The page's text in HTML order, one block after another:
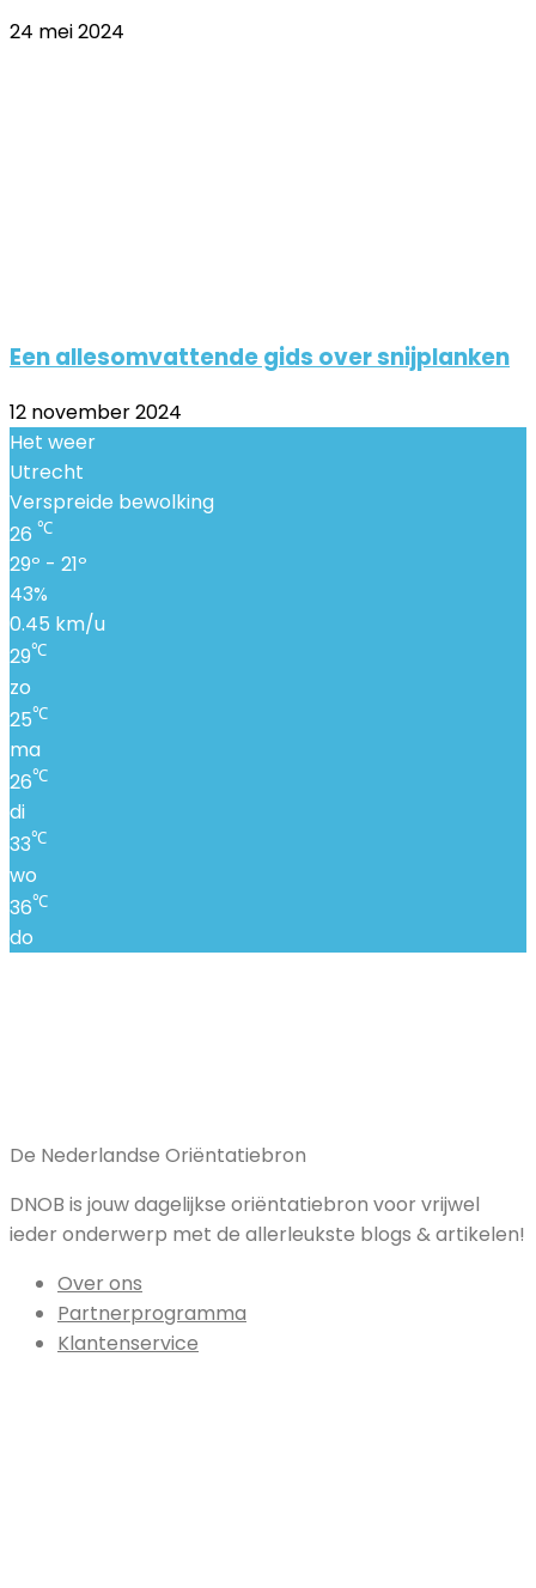
24 mei 2024
Een allesomvattende gids over snijplanken
12 november 2024
Het weer
Utrecht
Verspreide bewolking
26 ℃
29º - 21º
43%
0.45 km/u
29℃
zo
25℃
ma
26℃
di
33℃
wo
36℃
do
De Nederlandse Oriëntatiebron
DNOB is jouw dagelijkse oriëntatiebron voor vrijwel
ieder onderwerp met de allerleukste blogs & artikelen!
Over ons
Partnerprogramma
Klantenservice